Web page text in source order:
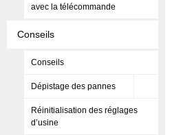
avec la télécommande
Conseils
Conseils
Dépistage des pannes
Réinitialisation des réglages
d’usine